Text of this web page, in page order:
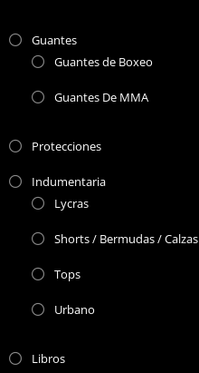
Guantes
Guantes de Boxeo
Guantes De MMA
Protecciones
Indumentaria
Lycras
Shorts / Bermudas / Calzas
Tops
Urbano
Libros